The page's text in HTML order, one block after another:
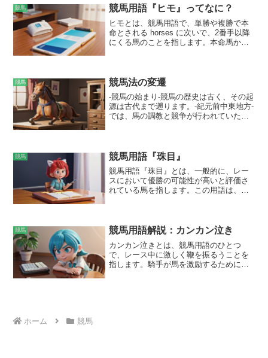
の順位を予想する必要があり、的中した
場合には配当金を受け取ることができま
す。配当金は、レースに参加した馬券の
総売り上げから、JRA（日本中央競馬
会）が徴収する手数料を引いた金額が、
馬連馬券では1着馬と2着馬の組み合わ
せ、馬単馬券では1着馬と2着馬の順位が
的中した場合、それぞれに配当金が支払
われます。
競馬 競馬用語『ヒモ』ってなに？
ヒモとは、競馬用語で、単勝や複勝で本
命とされる horses に次いで、2番手以降
にくる馬のことを指します。本命馬から
ります。馬券を的中させるために、本命
馬の次に来る可能性が高い horses を選ぶ
ことは重要であり、ヒモ horses の選択は
馬券攻略のカギとなります。
競馬 競馬法の変遷
-競馬の始まり-競馬の歴史は古く、その起
源は古代まで遡ります。-紀元前中東地方-
では、馬の調教と競争が行われていたと
んに行われ、戦車を用いた競技として人
気を博しました。
競馬 競馬用語『珠目』
競馬用語『珠目』とは、一般的に、レー
スにおいて優勝の可能性が高いと評価さ
れている馬を指します。この用語は、競
り上げられる場合もあります。
競馬 競馬用語解説：カンカン泣き
カンカン泣きとは、競馬用語のひとつ
で、レース中に激しく鞭を振るうことを
指します。騎手が馬を激励するために騎
ホーム 競馬